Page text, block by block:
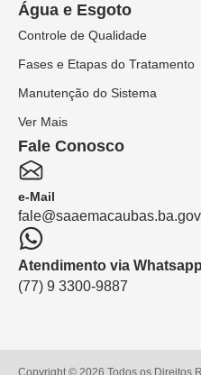
Água e Esgoto
Controle de Qualidade
Fases e Etapas do Tratamento
Manutenção do Sistema
Ver Mais
Fale Conosco
e-Mail
Atendimento via Whatsapp
(77) 9 3300-9887
Copyright © 2026 Todos os Direitos